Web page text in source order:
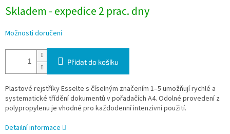
Skladem - expedice 2 prac. dny
Možnosti doručení
Přidat do košíku
Plastové rejstříky Esselte s číselným značením 1–5 umožňují rychlé a
systematické třídění dokumentů v pořadačích A4. Odolné provedení z
polypropylenu je vhodné pro každodenní intenzivní použití.
Detailní informace